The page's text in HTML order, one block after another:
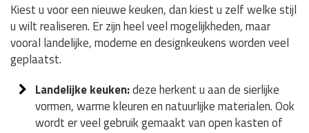
Kiest u voor een nieuwe keuken, dan kiest u zelf welke stijl
u wilt realiseren. Er zijn heel veel mogelijkheden, maar
vooral landelijke, moderne en designkeukens worden veel
geplaatst.
Landelijke keuken:deze herkent u aan de sierlijke
vormen, warme kleuren en natuurlijke materialen. Ook
wordt er veel gebruik gemaakt van open kasten of